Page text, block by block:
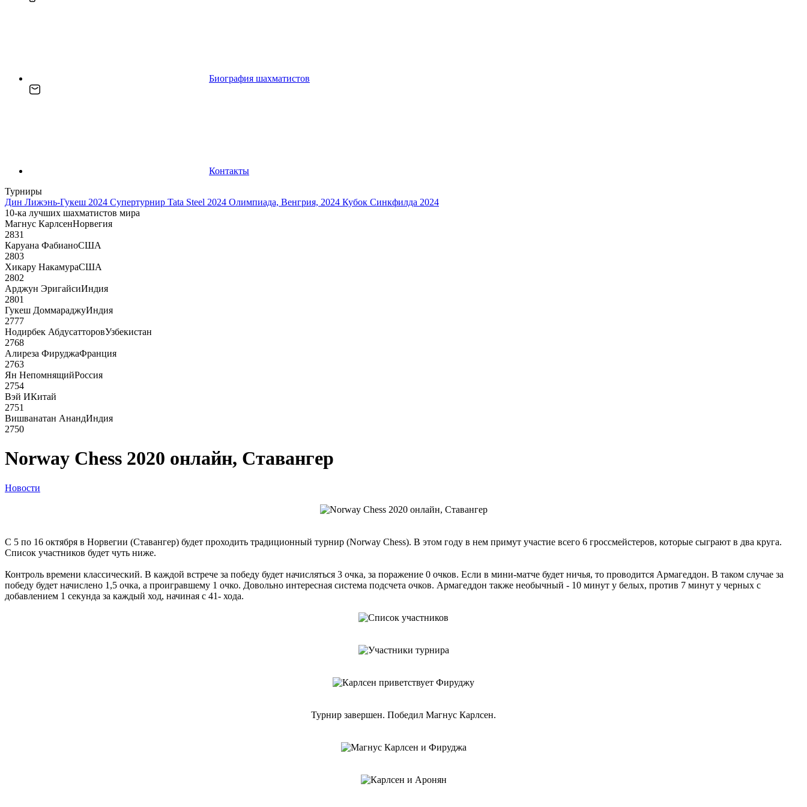
Биография шахматистов
Контакты
Турниры
Дин Лижэнь-Гукеш 2024 Супертурнир Tata Steel 2024 Олимпиада, Венгрия, 2024 Кубок Синкфилда 2024
10-ка лучших шахматистов мира
Магнус КарлсенНорвегия
2831
Каруана ФабианоСША
2803
Хикару НакамураСША
2802
Арджун ЭригайсиИндия
2801
Гукеш ДоммараджуИндия
2777
Нодирбек АбдусатторовУзбекистан
2768
Алиреза ФируджаФранция
2763
Ян НепомнящийРоссия
2754
Вэй ИКитай
2751
Вишванатан АнандИндия
2750
Norway Chess 2020 онлайн, Ставангер
Новости
С 5 по 16 октября в Норвегии (Ставангер) будет проходить традиционный турнир (Norway Chess). В этом году в нем примут участие всего 6 гроссмейстеров, которые сыграют в два круга.
Список участников будет чуть ниже.
Контроль времени классический. В каждой встрече за победу будет начисляться 3 очка, за поражение 0 очков. Если в мини-матче будет ничья, то проводится Армагеддон. В таком случае за
победу будет начислено 1,5 очка, а проигравшему 1 очко. Довольно интересная система подсчета очков. Армагеддон также необычный - 10 минут у белых, против 7 минут у черных с
добавлением 1 секунда за каждый ход, начиная с 41- хода.
Турнир завершен. Победил Магнус Карлсен.